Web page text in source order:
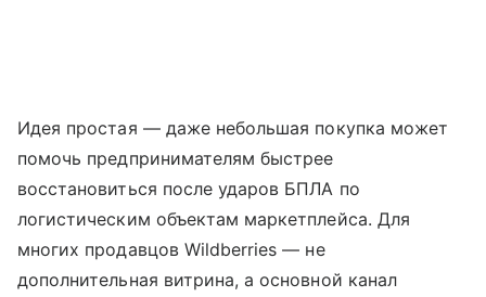
Идея простая — даже небольшая покупка может
помочь предпринимателям быстрее
восстановиться после ударов БПЛА по
логистическим объектам маркетплейса. Для
многих продавцов Wildberries — не
дополнительная витрина, а основной канал